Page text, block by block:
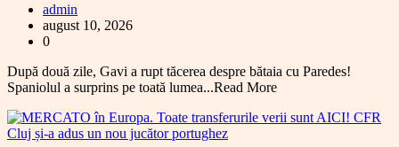
admin
august 10, 2026
0
După două zile, Gavi a rupt tăcerea despre bătaia cu Paredes!
Spaniolul a surprins pe toată lumea...Read More